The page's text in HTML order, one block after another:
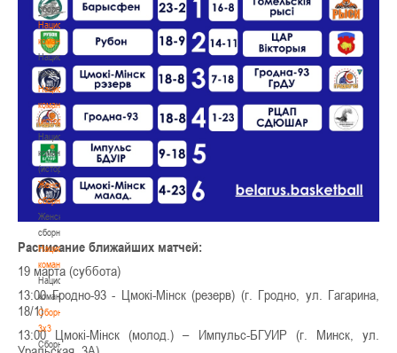
сборные
Национальная
команда
Национальная
команда
Национальная
команда
(история)
Национальная
команда
(история)
Женские
сборные
Женские
сборные
Национальная
команда
Национальная
команда
Сборные
3х3
Сборные
Расписание ближайших матчей:
19 марта (суббота)
13:00 Гродно-93 - Цмокі-Мінск (резерв) (г. Гродно, ул. Гагарина,
18/1)
13:00 Цмокі-Мінск (молод.) – Импульс-БГУИР (г. Минск, ул.